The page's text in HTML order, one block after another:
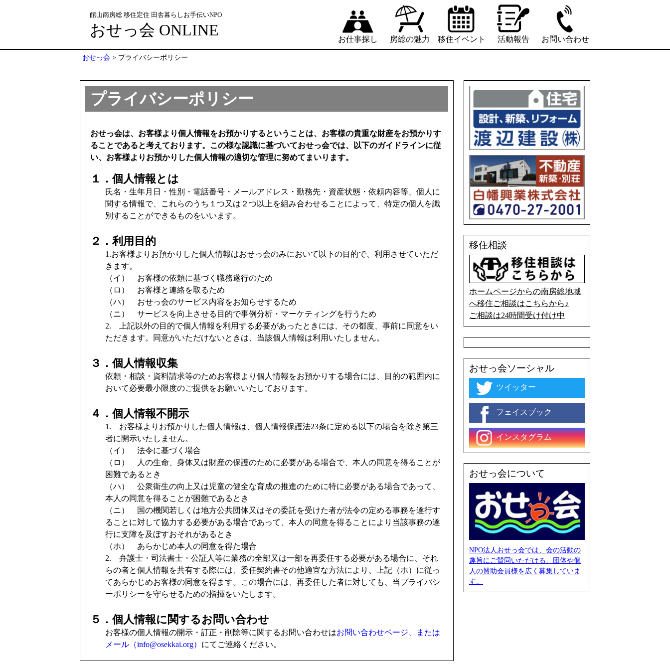
館山南房総 移住定住 田舎暮らしお手伝いNPO
おせっ会 ONLINE
お仕事探し 房総の魅力 移住イベント 活動報告 お問い合わせ
おせっ会 > プライバシーポリシー
プライバシーポリシー
おせっ会は、お客様より個人情報をお預かりするということは、お客様の貴重な財産をお預かりす
ることであると考えております。この様な認識に基づいておせっ会では、以下のガイドラインに従
い、お客様よりお預かりした個人情報の適切な管理に努めてまいります。
１．個人情報とは
氏名・生年月日・性別・電話番号・メールアドレス・勤務先・資産状態・依頼内容等、個人に
関する情報で、これらのうち１つ又は２つ以上を組み合わせることによって、特定の個人を識
別することができるものをいいます。
２．利用目的
1.お客様よりお預かりした個人情報はおせっ会のみにおいて以下の目的で、利用させていただ
きます。
（イ） お客様の依頼に基づく職務遂行のため
（ロ） お客様と連絡を取るため
（ハ） おせっ会のサービス内容をお知らせするため
（ニ） サービスを向上させる目的で事例分析・マーケティングを行うため
2. 上記以外の目的で個人情報を利用する必要があったときには、その都度、事前に同意をい
ただきます。同意がいただけないときは、当該個人情報は利用いたしません。
３．個人情報収集
依頼・相談・資料請求等のためお客様より個人情報をお預かりする場合には、目的の範囲内に
おいて必要最小限度のご提供をお願いいたしております。
４．個人情報不開示
1. お客様よりお預かりした個人情報は、個人情報保護法23条に定める以下の場合を除き第三
者に開示いたしません。
（イ） 法令に基づく場合
（ロ） 人の生命、身体又は財産の保護のために必要がある場合で、本人の同意を得ることが
困難であるとき
（ハ） 公衆衛生の向上又は児童の健全な育成の推進のために特に必要がある場合であって、
本人の同意を得ることが困難であるとき
（ニ） 国の機関若しくは地方公共団体又はその委託を受けた者が法令の定める事務を遂行す
ることに対して協力する必要がある場合であって、本人の同意を得ることにより当該事務の遂
行に支障を及ぼすおそれがあるとき
（ホ） あらかじめ本人の同意を得た場合
2. 弁護士・司法書士・公証人等に業務の全部又は一部を再委任する必要がある場合に、それ
らの者と個人情報を共有する際には、委任契約書その他適宜な方法により、上記（ホ）に従っ
てあらかじめお客様の同意を得ます。この場合には、再委任した者に対しても、当プライバシ
ーポリシーを守らせるための指揮をいたします。
５．個人情報に関するお問い合わせ
お客様の個人情報の開示・訂正・削除等に関するお問い合わせはお問い合わせページ、または
メール（info@osekkai.org） にてご連絡ください。
移住相談
ホームページからの南房総地域
へ移住ご相談はこちらから♪
ご相談は24時間受け付け中
おせっ会ソーシャル
ツイッター
フェイスブック
インスタグラム
おせっ会について
NPO法人おせっ会では、会の活動の
趣旨にご賛同いただける、団体や個
人の賛助会員様を広く募集していま
す。